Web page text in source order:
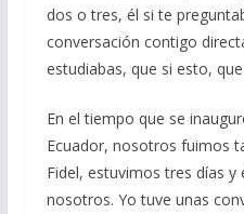
dos o tres, él si te
conversación contigo
estudiabas, que si esto,
En el tiempo que se
Ecuador, nosotros fuimos
Fidel, estuvimos tres días
nosotros. Yo tuve unas